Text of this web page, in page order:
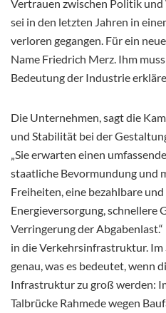
Vertrauen zwischen Politik
sei in den letzten Jahren in
verloren gegangen. Für ein
Name Friedrich Merz. Ihm
Bedeutung der Industrie
Die Unternehmen, sagt die
und Stabilität bei der
„Sie erwarten einen
staatliche Bevormundung und
Freiheiten, eine bezahlbare
Energieversorgung, schnellere
Verringerung der
in die Verkehrsinfrastruktur. Im
genau, was es bedeutet, wenn
Infrastruktur zu groß werden:
Talbrücke Rahmede wegen